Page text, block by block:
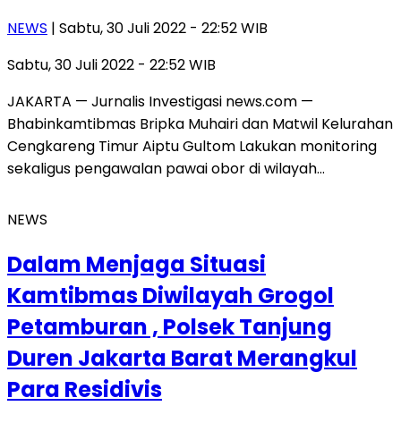
NEWS | Sabtu, 30 Juli 2022 - 22:52 WIB
Sabtu, 30 Juli 2022 - 22:52 WIB
JAKARTA — Jurnalis Investigasi news.com —
Bhabinkamtibmas Bripka Muhairi dan Matwil Kelurahan
Cengkareng Timur Aiptu Gultom Lakukan monitoring
sekaligus pengawalan pawai obor di wilayah…
NEWS
Dalam Menjaga Situasi
Kamtibmas Diwilayah Grogol
Petamburan , Polsek Tanjung
Duren Jakarta Barat Merangkul
Para Residivis